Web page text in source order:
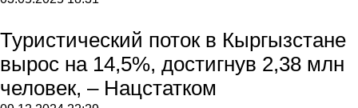
Туристический поток в Кыргызстане
вырос на 14,5%, достигнув 2,38 млн
человек, – Нацстатком